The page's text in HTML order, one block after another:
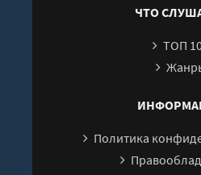
ЧТО
ТОП
Политика